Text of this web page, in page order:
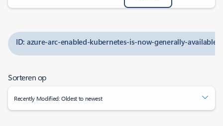
ID: azure-arc-enabled-kubernetes-is-now-generally-available
Sorteren op
Recently Modified: Oldest to newest